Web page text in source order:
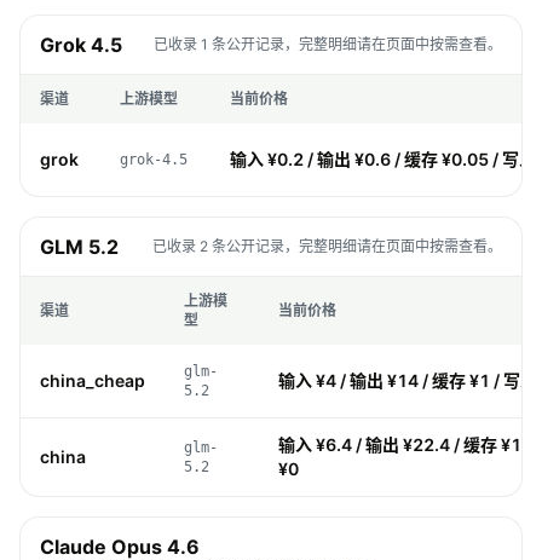
Grok 4.5 已收录 1 条公开记录，完整明细请在页面中按需查看。
渠道 上游模型 当前价格
grok grok-4.5 输入 ¥0.2 / 输出 ¥0.6 / 缓存 ¥0.05 / 写入
GLM 5.2 已收录 2 条公开记录，完整明细请在页面中按需查看。
渠道
上游模
型
当前价格
china_cheap
glm-
5.2
输入 ¥4 / 输出 ¥14 / 缓存 ¥1 / 写入
china
glm-
5.2
输入 ¥6.4 / 输出 ¥22.4 / 缓存 ¥1.6
¥0
Claude Opus 4.6